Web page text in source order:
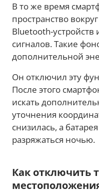
В то же время
пространство
Bluetooth-
сигналов. Такие
дополнительной
Он отключил эту
После этого
искать
уточнения
снизилась, а
разряжаться ночью.
Как отключить